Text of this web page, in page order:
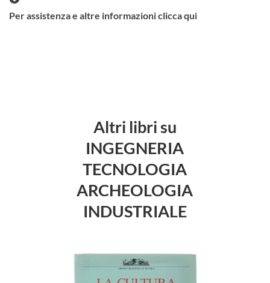
Per assistenza e altre informazioni clicca qui
Altri libri su
INGEGNERIA
TECNOLOGIA
ARCHEOLOGIA
INDUSTRIALE